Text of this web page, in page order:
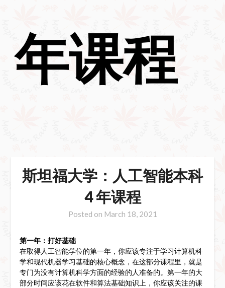
年课程
斯坦福大学：人工智能本科
4 年课程
Posted on March 18, 2021
第一年：打好基础
在取得人工智能学位的第一年，你应该专注于学习计算机科
学和现代机器学习基础的核心概念，在这部分课程里，就是
专门为没有计算机科学方面的经验的人准备的。第一年的大
部分时间应该花在软件和算法基础知识上，你应该关注的课